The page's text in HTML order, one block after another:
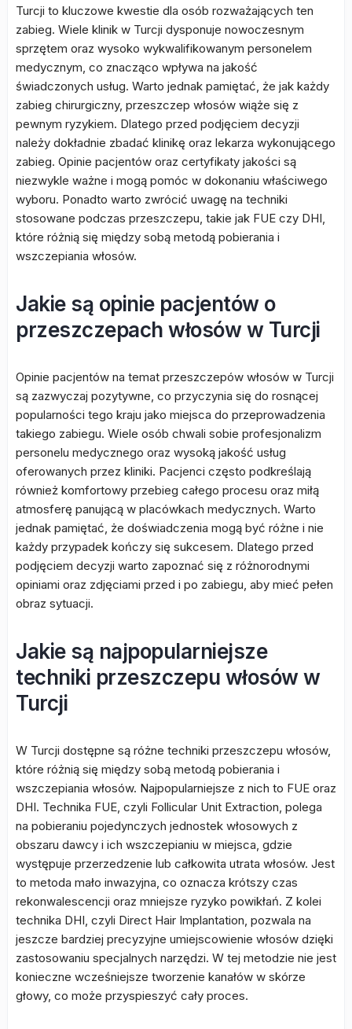
Turcji to kluczowe kwestie dla osób rozważających ten
zabieg. Wiele klinik w Turcji dysponuje nowoczesnym
sprzętem oraz wysoko wykwalifikowanym personelem
medycznym, co znacząco wpływa na jakość
świadczonych usług. Warto jednak pamiętać, że jak każdy
zabieg chirurgiczny, przeszczep włosów wiąże się z
pewnym ryzykiem. Dlatego przed podjęciem decyzji
należy dokładnie zbadać klinikę oraz lekarza wykonującego
zabieg. Opinie pacjentów oraz certyfikaty jakości są
niezwykle ważne i mogą pomóc w dokonaniu właściwego
wyboru. Ponadto warto zwrócić uwagę na techniki
stosowane podczas przeszczepu, takie jak FUE czy DHI,
które różnią się między sobą metodą pobierania i
wszczepiania włosów.
Jakie są opinie pacjentów o
przeszczepach włosów w Turcji
Opinie pacjentów na temat przeszczepów włosów w Turcji
są zazwyczaj pozytywne, co przyczynia się do rosnącej
popularności tego kraju jako miejsca do przeprowadzenia
takiego zabiegu. Wiele osób chwali sobie profesjonalizm
personelu medycznego oraz wysoką jakość usług
oferowanych przez kliniki. Pacjenci często podkreślają
również komfortowy przebieg całego procesu oraz miłą
atmosferę panującą w placówkach medycznych. Warto
jednak pamiętać, że doświadczenia mogą być różne i nie
każdy przypadek kończy się sukcesem. Dlatego przed
podjęciem decyzji warto zapoznać się z różnorodnymi
opiniami oraz zdjęciami przed i po zabiegu, aby mieć pełen
obraz sytuacji.
Jakie są najpopularniejsze
techniki przeszczepu włosów w
Turcji
W Turcji dostępne są różne techniki przeszczepu włosów,
które różnią się między sobą metodą pobierania i
wszczepiania włosów. Najpopularniejsze z nich to FUE oraz
DHI. Technika FUE, czyli Follicular Unit Extraction, polega
na pobieraniu pojedynczych jednostek włosowych z
obszaru dawcy i ich wszczepianiu w miejsca, gdzie
występuje przerzedzenie lub całkowita utrata włosów. Jest
to metoda mało inwazyjna, co oznacza krótszy czas
rekonwalescencji oraz mniejsze ryzyko powikłań. Z kolei
technika DHI, czyli Direct Hair Implantation, pozwala na
jeszcze bardziej precyzyjne umiejscowienie włosów dzięki
zastosowaniu specjalnych narzędzi. W tej metodzie nie jest
konieczne wcześniejsze tworzenie kanałów w skórze
głowy, co może przyspieszyć cały proces.